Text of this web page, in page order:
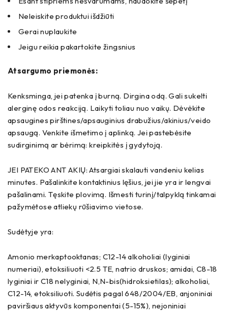
Neleiskite produktui išdžiūti
Gerai nuplaukite
Jeigu reikia pakartokite žingsnius
Atsargumo priemonės:
Kenksminga, jei patenka į burną. Dirgina odą. Gali sukelti
alerginę odos reakciją. Laikyti toliau nuo vaikų. Dėvėkite
apsaugines pirštines/apsauginius drabužius/akinius/veido
apsaugą. Venkite išmetimo į aplinką. Jei pastebėsite
sudirginimą ar bėrimą: kreipkitės į gydytoją.
JEI PATEKO ANT AKIŲ: Atsargiai skalauti vandeniu kelias
minutes. Pašalinkite kontaktinius lęšius, jei jie yra ir lengvai
pašalinami. Tęskite plovimą. Išmesti turinį/talpyklą tinkamai
pažymėtose atliekų rūšiavimo vietose.
Sudėtyje yra:
Amonio merkaptooktanas; C12-14 alkoholiai (lyginiai
numeriai), etoksiliuoti <2.5 TE, natrio druskos; amidai, C8-18
lyginiai ir C18 nelyginiai, N,N-bis(hidroksietilas); alkoholiai,
C12-14, etoksiliuoti. Sudėtis pagal 648/2004/EB, anjoniniai
paviršiaus aktyvūs komponentai (5-15%), nejoniniai